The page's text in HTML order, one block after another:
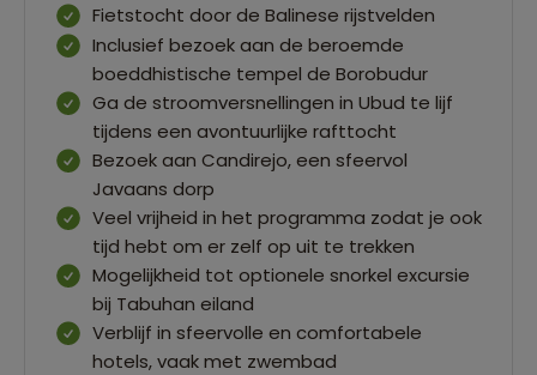
Fietstocht door de Balinese rijstvelden
Inclusief bezoek aan de beroemde
boeddhistische tempel de Borobudur
Ga de stroomversnellingen in Ubud te lijf
tijdens een avontuurlijke rafttocht
Bezoek aan Candirejo, een sfeervol
Javaans dorp
Veel vrijheid in het programma zodat je ook
tijd hebt om er zelf op uit te trekken
Mogelijkheid tot optionele snorkel excursie
bij Tabuhan eiland
Verblijf in sfeervolle en comfortabele
hotels, vaak met zwembad